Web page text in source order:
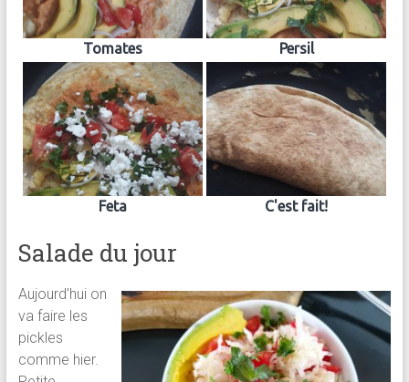
Tomates Persil
Feta C'est fait!
Salade du jour
Aujourd’hui on
va faire les
pickles
comme hier.